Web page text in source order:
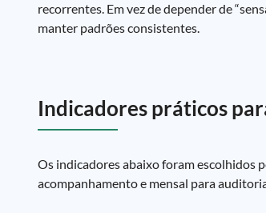
recorrentes. Em vez de depender de
manter padrões consistentes.
Indicadores práticos
Os indicadores abaixo foram escolhidos
acompanhamento e mensal para